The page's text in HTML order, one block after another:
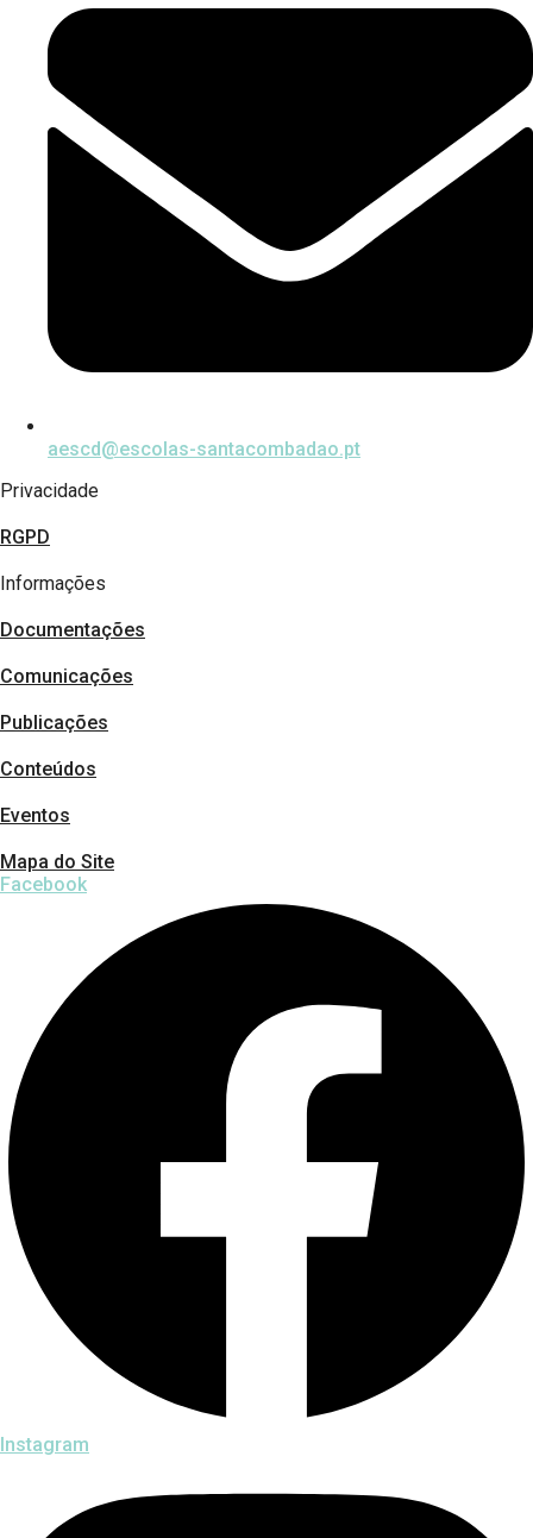
aescd@escolas-santacombadao.pt
Privacidade
RGPD
Informações
Documentações
Comunicações
Publicações
Conteúdos
Eventos
Mapa do Site
Facebook
Instagram